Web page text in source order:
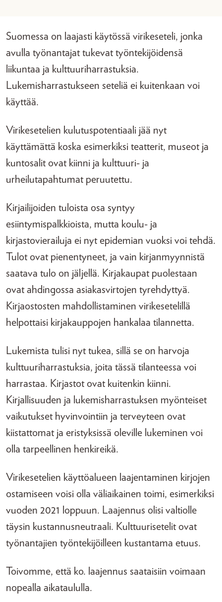
Suomessa on laajasti käytössä virikeseteli, jonka
avulla työnantajat tukevat työntekijöidensä
liikuntaa ja kulttuuriharrastuksia.
Lukemisharrastukseen seteliä ei kuitenkaan voi
käyttää.
Virikesetelien kulutuspotentiaali jää nyt
käyttämättä koska esimerkiksi teatterit, museot ja
kuntosalit ovat kiinni ja kulttuuri- ja
urheilutapahtumat peruutettu.
Kirjailijoiden tuloista osa syntyy
esiintymispalkkioista, mutta koulu- ja
kirjastovierailuja ei nyt epidemian vuoksi voi tehdä.
Tulot ovat pienentyneet, ja vain kirjanmyynnistä
saatava tulo on jäljellä. Kirjakaupat puolestaan
ovat ahdingossa asiakasvirtojen tyrehdyttyä.
Kirjaostosten mahdollistaminen virikesetelillä
helpottaisi kirjakauppojen hankalaa tilannetta.
Lukemista tulisi nyt tukea, sillä se on harvoja
kulttuuriharrastuksia, joita tässä tilanteessa voi
harrastaa. Kirjastot ovat kuitenkin kiinni.
Kirjallisuuden ja lukemisharrastuksen myönteiset
vaikutukset hyvinvointiin ja terveyteen ovat
kiistattomat ja eristyksissä oleville lukeminen voi
olla tarpeellinen henkireikä.
Virikesetelien käyttöalueen laajentaminen kirjojen
ostamiseen voisi olla väliaikainen toimi, esimerkiksi
vuoden 2021 loppuun. Laajennus olisi valtiolle
täysin kustannusneutraali. Kulttuurisetelit ovat
työnantajien työntekijöilleen kustantama etuus.
Toivomme, että ko. laajennus saataisiin voimaan
nopealla aikataululla.